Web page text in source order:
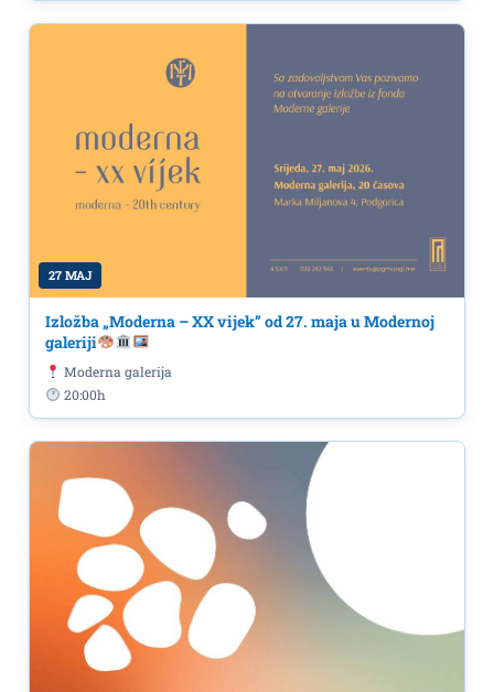
27 MAJ
Izložba „Moderna – XX vijek” od 27. maja u Modernoj
galeriji
Moderna galerija
20:00h